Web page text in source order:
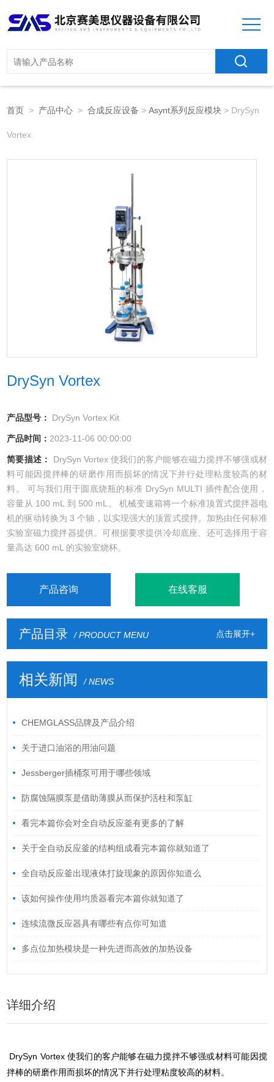
首页 > 产品中心 >合成反应设备 >Asynt系列反应模块 > DrySyn
Vortex
DrySyn Vortex
产品型号： DrySyn Vortex Kit
产品时间： 2023-11-06 00:00:00
简要描述：
DrySyn Vortex 使我们的客户能够在磁力搅拌不够强或材
料可能因搅拌棒的研磨作用而损坏的情况下并行处理粘度较高的材
料。 可与我们用于圆底烧瓶的标准 DrySyn MULTI 插件配合使用，
容量从 100 mL 到 500 mL。 机械变速箱将一个标准顶置式搅拌器电
机的驱动转换为 3 个轴，以实现强大的顶置式搅拌。加热由任何标准
实验室磁力搅拌器提供。可根据要求提供冷却底座、还可选择用于容
量高达 600 mL 的实验室烧杯。
产品咨询 在线客服
产品目录 / PRODUCT MENU 点击展开+
相关新闻 / NEWS
CHEMGLASS品牌及产品介绍
关于进口油浴的用油问题
Jessberger插桶泵可用于哪些领域
防腐蚀隔膜泵是借助薄膜从而保护活柱和泵缸
看完本篇你会对全自动反应釜有更多的了解
关于全自动反应釜的结构组成看完本篇你就知道了
全自动反应釜出现液体打旋现象的原因你知道么
该如何操作使用均质器看完本篇你就知道了
连续流微反应器具有哪些有点你可知道
多点位加热模块是一种先进而高效的加热设备
详细介绍
DrySyn Vortex 使我们的客户能够在磁力搅拌不够强或材料可能因搅
拌棒的研磨作用而损坏的情况下并行处理粘度较高的材料。